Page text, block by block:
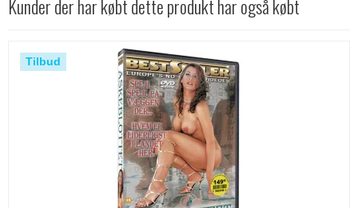
Kunder der har købt dette produkt har også købt
Tilbud